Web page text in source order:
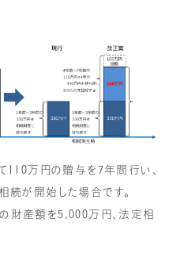
110万円の贈与を7年間行い、
続が開始した場合です。
財産額を5,000万円、法定相